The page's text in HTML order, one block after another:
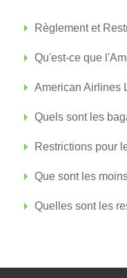
Règlement et
Qu'est-ce que
American Airlines
Quels sont les
Restrictions pour
Que sont les
Quelles sont les